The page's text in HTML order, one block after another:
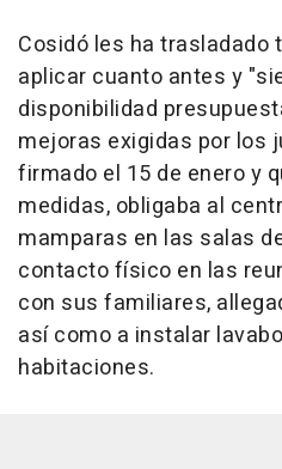
Cosidó les ha trasladado
aplicar cuanto antes y
disponibilidad
mejoras exigidas por los
firmado el 15 de enero y
medidas, obligaba al
mamparas en las salas
contacto físico en las
con sus familiares,
así como a instalar
habitaciones.